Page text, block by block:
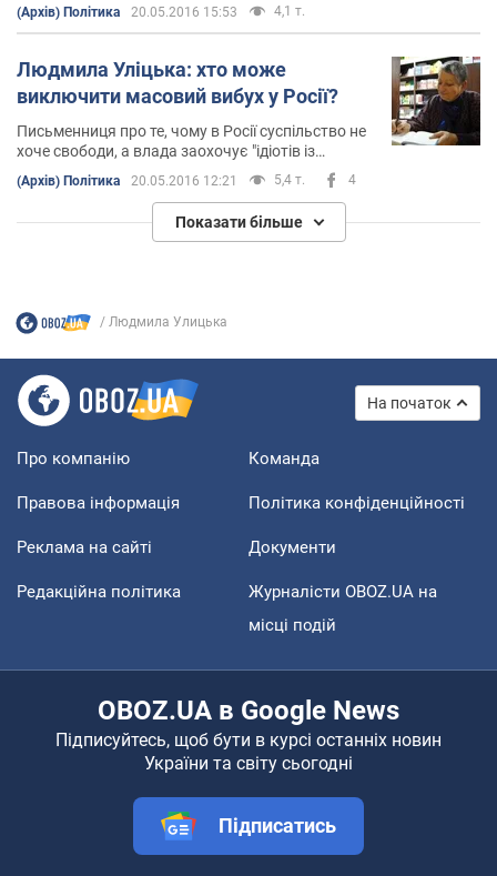
(Архів) Політика 20.05.2016 15:53 4,1 т.
Людмила Уліцька: хто може
виключити масовий вибух у Росії?
Письменниця про те, чому в Росії суспільство не
хоче свободи, а влада заохочує "ідіотів із
замороченими"
(Архів) Політика 20.05.2016 12:21 5,4 т. 4
Показати більше
Людмила Улицька
На початок
Про компанію Команда
Правова інформація Політика конфіденційності
Реклама на сайті Документи
Редакційна політика
Журналісти OBOZ.UA на
місці подій
OBOZ.UA в Google News
Підписуйтесь, щоб бути в курсі останніх новин
України та світу сьогодні
Підписатись